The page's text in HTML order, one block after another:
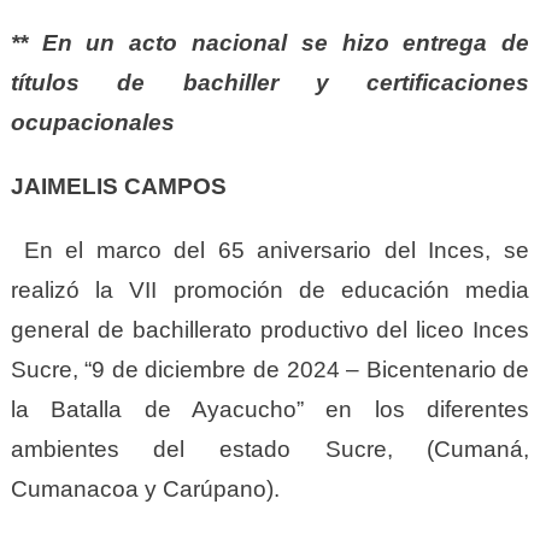
** En un acto nacional se hizo entrega de
títulos de bachiller y certificaciones
ocupacionales
JAIMELIS CAMPOS
En el marco del 65 aniversario del Inces, se
realizó la VII promoción de educación media
general de bachillerato productivo del liceo Inces
Sucre, “9 de diciembre de 2024 – Bicentenario de
la Batalla de Ayacucho” en los diferentes
ambientes del estado Sucre, (Cumaná,
Cumanacoa y Carúpano).